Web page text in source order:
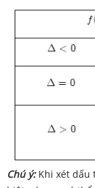
Chú ý: Khi xét dấu